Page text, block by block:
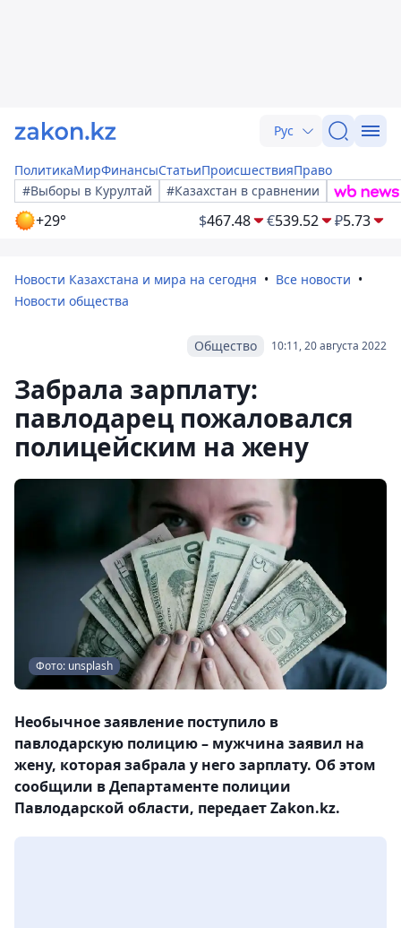
Рус
ПолитикаМирФинансыСтатьиПроисшествияПраво
#Выборы в Курултай
#Казахстан в сравнении
+29° $467.48 €539.52 ₽5.73
Новости Казахстана и мира на сегодня
Все новости
Новости общества
10:11, 20 августа 2022
Общество
Забрала зарплату:
павлодарец пожаловался
полицейским на жену
Фото: unsplash
Необычное заявление поступило в
павлодарскую полицию – мужчина заявил на
жену, которая забрала у него зарплату. Об этом
сообщили в Департаменте полиции
Павлодарской области, передает Zakon.kz.